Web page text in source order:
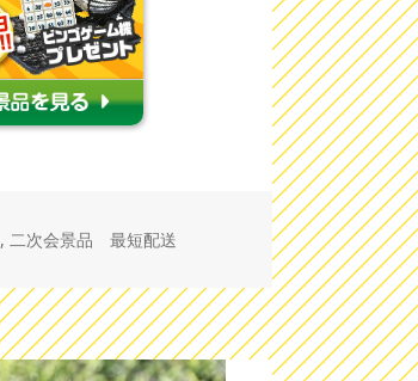
, 二次会景品 最短配送